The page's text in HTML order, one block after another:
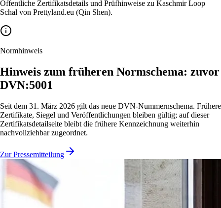
Öffentliche Zertifikatsdetails und Prüfhinweise zu Kaschmir Loop
Schal von Prettyland.eu (Qin Shen).
Normhinweis
Hinweis zum früheren Normschema: zuvor
DVN:5001
Seit dem 31. März 2026 gilt das neue DVN-Nummernschema. Frühere
Zertifikate, Siegel und Veröffentlichungen bleiben gültig; auf dieser
Zertifikatsdetailseite bleibt die frühere Kennzeichnung weiterhin
nachvollziehbar zugeordnet.
Zur Pressemitteilung